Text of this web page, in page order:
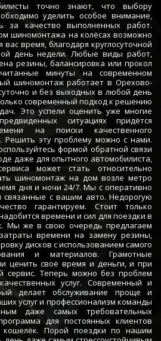
точно знают, что выбору
уделить особое внимание,
качество выполненных работ.
шиномонтажа на колёсах возможно
время, благодаря круглосуточной
день недели. Любые виды работ,
резины, балансировка или прокол
минуты на современном
шиномонтаж работает в Орехово-
и без выходных в любой день
современный подход к решению
Это успели оценить уже многие
ситуациях придётся
на поиски качественного
Решить эту проблему можно с нами.
формой обратной связи
даже для опытного автомобилиста,
может стать относительно
шиномонтаж на дом возле метро
дня и ночи 24/7. Мы с оперативно
с вашим авто. Недорогую
гарантируем. Стоит только
времени и сил для поездки в
Мы же в свою очередь предлагаем
времени на замену резины,
дисков с использованием самого
и материалов. Грамотные
ценить своё время и деньги, и при
сервис. Теперь можно без проблем
услуг. Современный и
делает обслуживание проще и
услуг и профессионализм команды
даже самых требовательных
для постоянных клиентов
Порой поездки по нашим